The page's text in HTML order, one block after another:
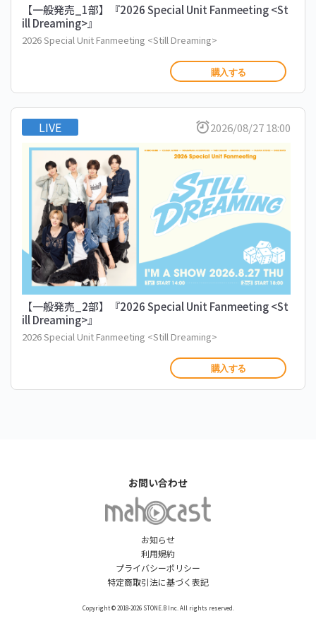
【一般発売_1部】『2026 Special Unit Fanmeeting <St
ill Dreaming>』
2026 Special Unit Fanmeeting <Still Dreaming>
購入する
LIVE 2026/08/27 18:00
【一般発売_2部】『2026 Special Unit Fanmeeting <St
ill Dreaming>』
2026 Special Unit Fanmeeting <Still Dreaming>
購入する
お知らせ
利用規約
プライバシーポリシー
特定商取引法に基づく表記
お問い合わせ
Copyright © 2018-2026 STONE.B Inc. All rights reserved.